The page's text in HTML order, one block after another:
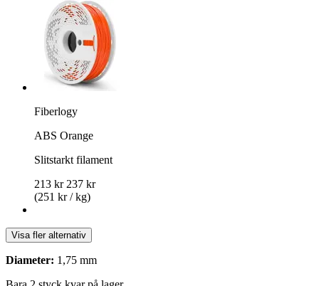
Fiberlogy
ABS Orange
Slitstarkt filament
213 kr 237 kr
(251 kr / kg)
Visa fler alternativ
Diameter: 1,75 mm